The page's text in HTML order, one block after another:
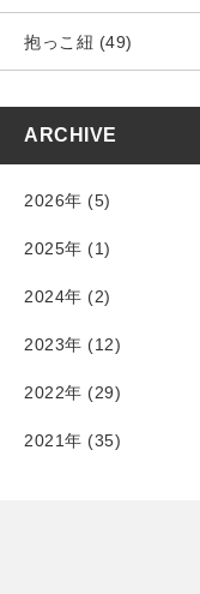
抱っこ紐 (49)
ARCHIVE
2026年 (5)
2025年 (1)
2024年 (2)
2023年 (12)
2022年 (29)
2021年 (35)